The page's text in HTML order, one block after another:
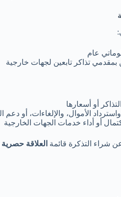
عام
تذاكر تابعين لجهات خارجية
أو أسعارها
الأموال، والإلغاءات، أو دعم
أو أداء خدمات الجهات الخارجية
شراء التذكرة قائمة العلاقة